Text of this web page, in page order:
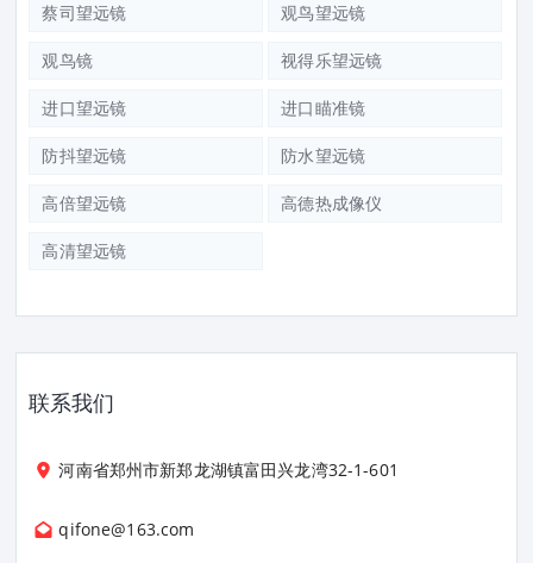
蔡司望远镜 观鸟望远镜
观鸟镜 视得乐望远镜
进口望远镜 进口瞄准镜
防抖望远镜 防水望远镜
高倍望远镜 高德热成像仪
高清望远镜
联系我们
河南省郑州市新郑龙湖镇富田兴龙湾32-1-601
qifone@163.com